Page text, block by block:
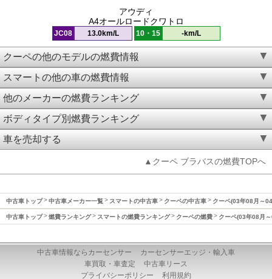
アウディ
A4オールロードクワトロ
JC08 13.0km/L 10・15 -km/L
クーペの他のモデルの燃費情報
スマートの他の車の燃費情報
他のメーカーの燃費ランキング
ボディタイプ別燃費ランキング
車を売却する
▲クーペ ブラバスの燃費TOPへ
中古車トップ 中古車メーカー一覧 スマートの中古車 クーペの中古車 クーペ(03年08月～
中古車トップ 燃費ランキング スマートの燃費ランキング クーペの燃費 クーペ(03年08月
中古車情報ならカーセンサー
カーセンサーエッジ・輸入車
車買取・車査定
中古車リース
プライバシーポリシー
利用規約